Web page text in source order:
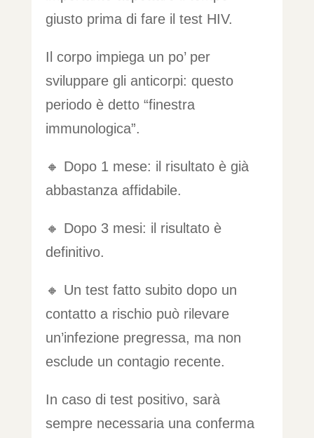
giusto prima di fare il test HIV.
Il corpo impiega un po’ per
sviluppare gli anticorpi: questo
periodo è detto “finestra
immunologica”.
🔸 Dopo 1 mese: il risultato è già
abbastanza affidabile.
🔸 Dopo 3 mesi: il risultato è
definitivo.
🔸 Un test fatto subito dopo un
contatto a rischio può rilevare
un’infezione pregressa, ma non
esclude un contagio recente.
In caso di test positivo, sarà
sempre necessaria una conferma